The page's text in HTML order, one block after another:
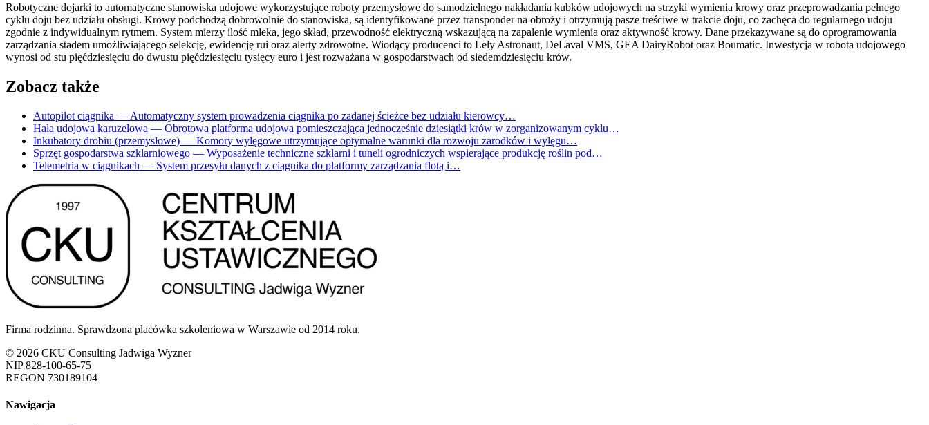
Robotyczne dojarki to automatyczne stanowiska udojowe wykorzystujące roboty przemysłowe do samodzielnego nakładania kubków udojowych na strzyki wymienia krowy oraz przeprowadzania pełnego
cyklu doju bez udziału obsługi. Krowy podchodzą dobrowolnie do stanowiska, są identyfikowane przez transponder na obroży i otrzymują pasze treściwe w trakcie doju, co zachęca do regularnego udoju
zgodnie z indywidualnym rytmem. System mierzy ilość mleka, jego skład, przewodność elektryczną wskazującą na zapalenie wymienia oraz aktywność krowy. Dane przekazywane są do oprogramowania
zarządzania stadem umożliwiającego selekcję, ewidencję rui oraz alerty zdrowotne. Wiodący producenci to Lely Astronaut, DeLaval VMS, GEA DairyRobot oraz Boumatic. Inwestycja w robota udojowego
wynosi od stu pięćdziesięciu do dwustu pięćdziesięciu tysięcy euro i jest rozważana w gospodarstwach od siedemdziesięciu krów.
Zobacz także
Autopilot ciągnika — Automatyczny system prowadzenia ciągnika po zadanej ścieżce bez udziału kierowcy…
Hala udojowa karuzelowa — Obrotowa platforma udojowa pomieszczająca jednocześnie dziesiątki krów w zorganizowanym cyklu…
Inkubatory drobiu (przemysłowe) — Komory wylęgowe utrzymujące optymalne warunki dla rozwoju zarodków i wylęgu…
Sprzęt gospodarstwa szklarniowego — Wyposażenie techniczne szklarni i tuneli ogrodniczych wspierające produkcję roślin pod…
Telemetria w ciągnikach — System przesyłu danych z ciągnika do platformy zarządzania flotą i…
Firma rodzinna. Sprawdzona placówka szkoleniowa w Warszawie od 2014 roku.
© 2026 CKU Consulting Jadwiga Wyzner
NIP 828-100-65-75
REGON 730189104
Nawigacja